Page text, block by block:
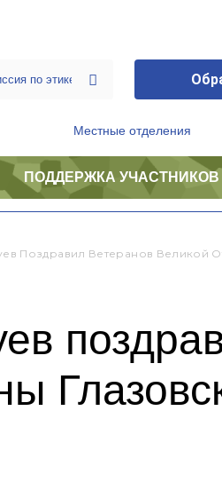
Местные отделения
ПОДДЕРЖКА
Поздравил Ветеранов Великой